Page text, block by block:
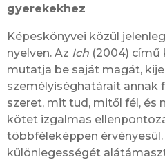
gyerekekhez
Képeskönyvei közül
nyelven. Az Ich (2004) című
mutatja be saját magát,
személyiséghatárait annak
szeret, mit tud, mitől fél, és
kötet izgalmas
többféleképpen érvényesül.
különlegességét